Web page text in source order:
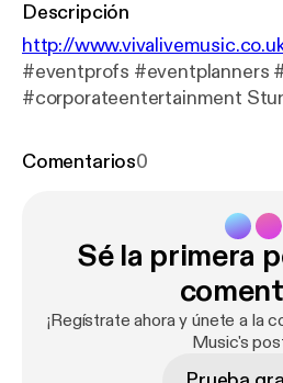
Descripción
http://
#eventprofs #eventplanners
#corporateentertainment
Comentarios0
Sé la primera
¡Regístrate ahora y únete a la
Music's